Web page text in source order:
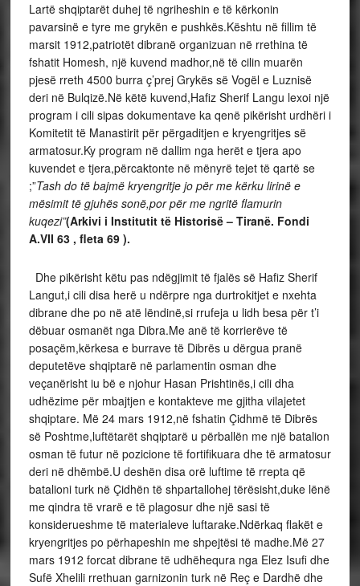
Lartë shqiptarët duhej të ngriheshin e të kërkonin
pavarsinë e tyre me grykën e pushkës.Kështu në fillim të
marsit 1912,patriotët dibranë organizuan në rrethina të
fshatit Homesh, një kuvend madhor,në të cilin muarën
pjesë rreth 4500 burra ç’prej Grykës së Vogël e Luznisë
deri në Bulqizë.Në këtë kuvend,Hafiz Sherif Langu lexoi një
program i cili sipas dokumentave ka qenë pikërisht urdhëri i
Komitetit të Manastirit për përgaditjen e kryengritjes së
armatosur.Ky program në dallim nga herët e tjera apo
kuvendet e tjera,përcaktonte në mënyrë tejet të qartë se
;”Tash do të bajmë kryengritje jo për me kërku lirinë e
mësimit të gjuhës sonë,por për me ngritë flamurin
kuqezi”(Arkivi i Institutit të Historisë – Tiranë. Fondi
A.VII 63 , fleta 69 ).
Dhe pikërisht këtu pas ndëgjimit të fjalës së Hafiz Sherif
Langut,i cili disa herë u ndërpre nga durtrokitjet e nxehta
dibrane dhe po në atë lëndinë,si rrufeja u lidh besa për t’i
dëbuar osmanët nga Dibra.Me anë të korrierëve të
posaçëm,kërkesa e burrave të Dibrës u dërgua pranë
deputetëve shqiptarë në parlamentin osman dhe
veçanërisht iu bë e njohur Hasan Prishtinës,i cili dha
udhëzime për mbajtjen e kontakteve me gjitha vilajetet
shqiptare. Më 24 mars 1912,në fshatin Çidhmë të Dibrës
së Poshtme,luftëtarët shqiptarë u përballën me një batalion
osman të futur në pozicione të fortifikuara dhe të armatosur
deri në dhëmbë.U deshën disa orë luftime të rrepta që
batalioni turk në Çidhën të shpartallohej tërësisht,duke lënë
me qindra të vrarë e të plagosur dhe një sasi të
konsiderueshme të materialeve luftarake.Ndërkaq flakët e
kryengritjes po përhapeshin me shpejtësi të madhe.Më 27
mars 1912 forcat dibrane të udhëhequra nga Elez Isufi dhe
Sufë Xhelili rrethuan garnizonin turk në Reç e Dardhë dhe